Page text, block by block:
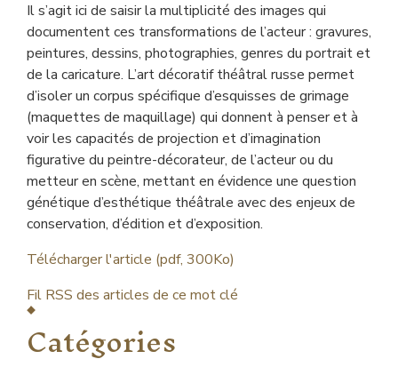
Il s’agit ici de saisir la multiplicité des images qui
documentent ces transformations de l’acteur : gravures,
peintures, dessins, photographies, genres du portrait et
de la caricature. L’art décoratif théâtral russe permet
d’isoler un corpus spécifique d’esquisses de grimage
(maquettes de maquillage) qui donnent à penser et à
voir les capacités de projection et d’imagination
figurative du peintre-décorateur, de l’acteur ou du
metteur en scène, mettant en évidence une question
génétique d’esthétique théâtrale avec des enjeux de
conservation, d’édition et d’exposition.
Télécharger l'article (pdf, 300Ko)
Fil RSS des articles de ce mot clé
Catégories